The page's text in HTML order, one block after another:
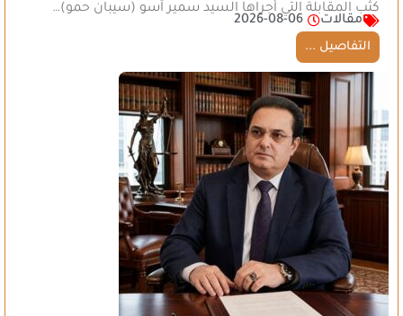
كثب المقابلة التي أجراها السيد سمير آسو (سيبان حمو)…
مقالات
2026-08-06
التفاصيل ...